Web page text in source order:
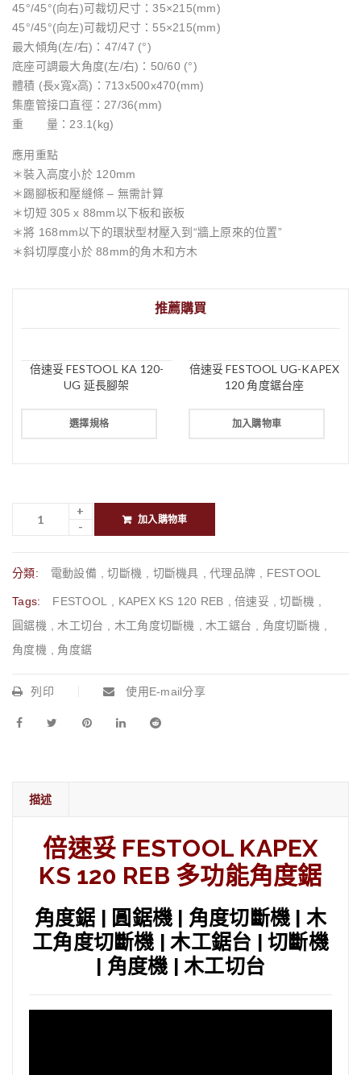
45°/45°(向右)可裁切尺寸：35×215(mm)
45°/45°(向左)可裁切尺寸：55×215(mm)
最大傾角(左/右)：47/47 (°)
底座可調最大角度(左/右)：50/60 (°)
體積 (長x寬x高)：713x500x470(mm)
集塵管接口直徑：27/36(mm)
重 量：23.1(kg)
應用重點
＊裝入高度小於 120mm
＊踢腳板和壓縫條 – 無需計算
＊切短 305 x 88mm以下板和嵌板
＊將 168mm以下的環狀型材壓入到“牆上原來的位置”
＊斜切厚度小於 88mm的角木和方木
推薦購買
倍速妥 FESTOOL KA 120-
UG 延長腳架
選擇規格
倍速妥 FESTOOL UG-KAPEX
120 角度鋸台座
加入購物車
加入購物車
分類: 電動設備 ,切斷機 切斷機具 代理品牌 FESTOOL
Tags: FESTOOL KAPEX KS 120 REB 倍速妥 ,切斷機
圓鋸機
木工切台 木工角度切斷機 木工鋸台 角度切斷機
角度機
角度鋸
列印 使用E-mail分享
描述
倍速妥 FESTOOL KAPEX
KS 120 REB 多功能角度鋸
角度鋸 | 圓鋸機 | 角度切斷機 | 木
工角度切斷機 | 木工鋸台 | 切斷機
| 角度機 | 木工切台